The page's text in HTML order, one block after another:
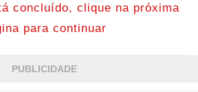
concluído, clique na próxima
para continuar
PUBLICIDADE